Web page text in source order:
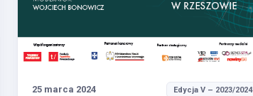
25 marca 2024 Edycja V – 2023/2024